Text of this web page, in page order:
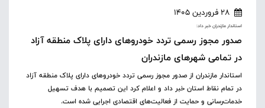
28 فروردین 1405
استاندار مازندران خبر داد:
صدور مجوز رسمی تردد خودروهای دارای پلاک منطقه آزاد
در تمامی شهرهای مازندران
استاندار مازندران از صدور مجوز رسمی تردد خودروهای دارای پلاک منطقه آزاد
در تمام نقاط استان خبر داد و اعلام کرد این تصمیم با هدف تسهیل
خدمات‌رسانی و حمایت از فعالیت‌های اقتصادی اجرایی شده است.